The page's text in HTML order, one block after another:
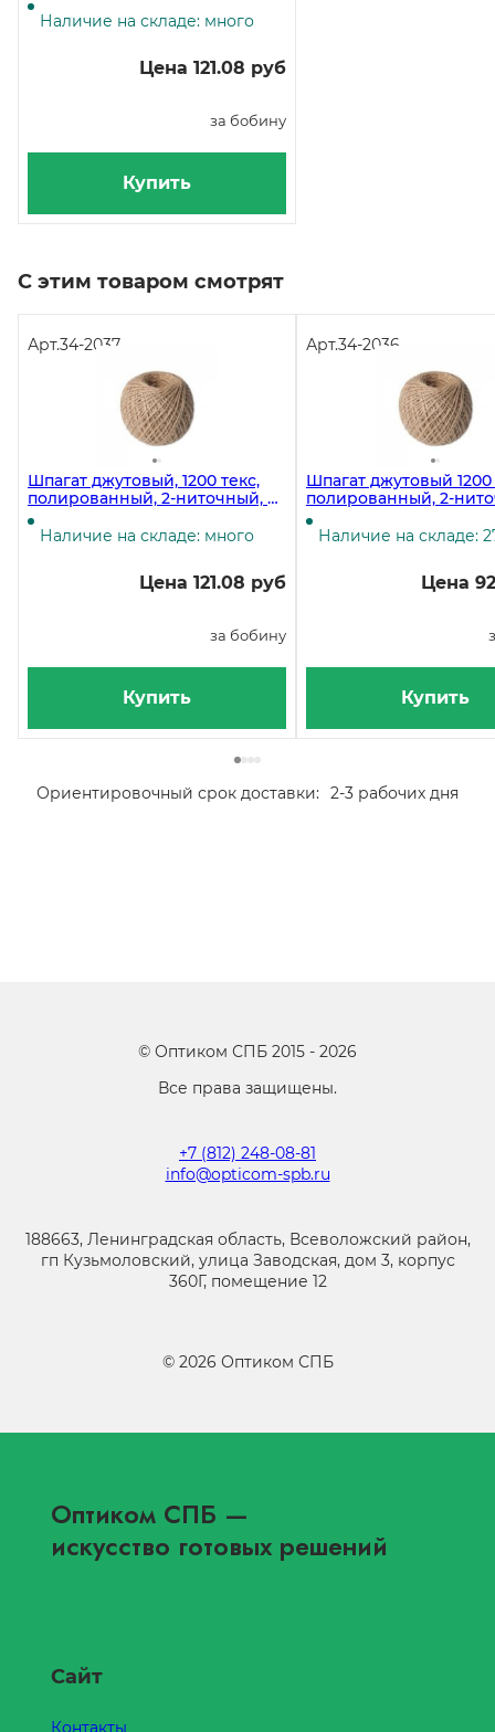
Наличие на складе: много
Цена 121.08 руб
за бобину
Купить
С этим товаром смотрят
Арт.34-2037
Шпагат джутовый, 1200 текс,
полированный, 2-ниточный, в
бобинах 150 метров, 35 штук
Наличие на складе: много
Цена 121.08 руб
за бобину
Купить
Арт.34-2036
Шпагат джутовый 1200
полированный, 2-
бобине 100 метров, 40
Наличие на складе:
Цена
Купить
Ориентировочный срок доставки: 2-3 рабочих дня
© Оптиком СПБ 2015 - 2026
Все права защищены.
+7 (812) 248-08-81
info@opticom-spb.ru
188663, Ленинградская область, Всеволожский район,
гп Кузьмоловский, улица Заводская, дом 3, корпус
360Г, помещение 12
© 2026 Оптиком СПБ
Оптиком СПБ —
искусство готовых решений
Сайт
Контакты